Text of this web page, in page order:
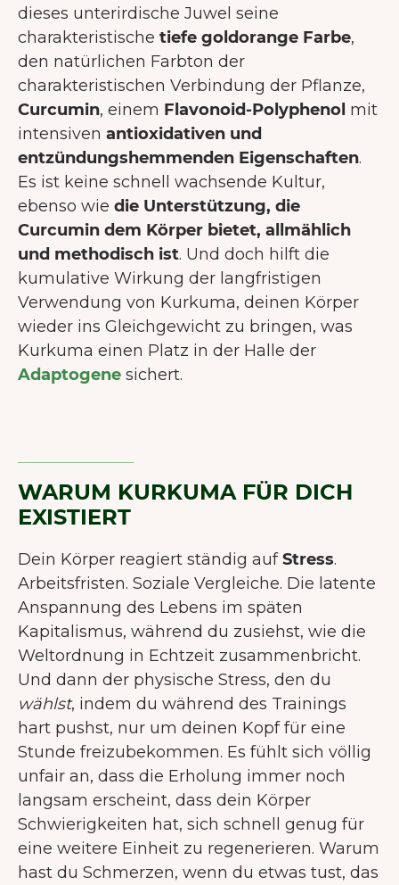
dieses unterirdische Juwel seine
charakteristische tiefe goldorange Farbe,
den natürlichen Farbton der
charakteristischen Verbindung der Pflanze,
Curcumin, einem Flavonoid-Polyphenol mit
intensiven antioxidativen und
entzündungshemmenden Eigenschaften.
Es ist keine schnell wachsende Kultur,
ebenso wie die Unterstützung, die
Curcumin dem Körper bietet, allmählich
und methodisch ist. Und doch hilft die
kumulative Wirkung der langfristigen
Verwendung von Kurkuma, deinen Körper
wieder ins Gleichgewicht zu bringen, was
Kurkuma einen Platz in der Halle der
Adaptogene sichert.
WARUM KURKUMA FÜR DICH
EXISTIERT
Dein Körper reagiert ständig aufStress.
Arbeitsfristen. Soziale Vergleiche. Die latente
Anspannung des Lebens im späten
Kapitalismus, während du zusiehst, wie die
Weltordnung in Echtzeit zusammenbricht.
Und dann der physische Stress, den du
wählst, indem du während des Trainings
hart pushst, nur um deinen Kopf für eine
Stunde freizubekommen. Es fühlt sich völlig
unfair an, dass die Erholung immer noch
langsam erscheint, dass dein Körper
Schwierigkeiten hat, sich schnell genug für
eine weitere Einheit zu regenerieren. Warum
hast du Schmerzen, wenn du etwas tust, das